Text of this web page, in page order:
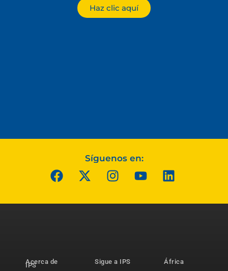
Haz clic aquí
Síguenos en:
Acerca de
IPS
Sigue a IPS
África